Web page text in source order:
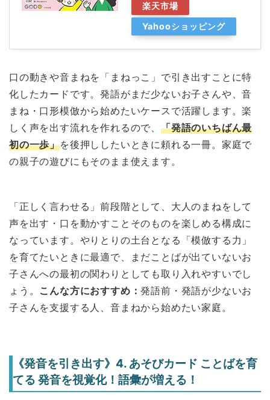
楽天市場
Yahooショッピング
口の動きや音まねを「まねっこ」で引き出すことに特
化したカードです。発語がまだ少ないお子さんや、音
まね・口形模倣から始めたいケースで活躍します。楽
しく声を出す流れを作れるので、「発語のいちばん最
初の一歩」を後押ししたいときに頼れる一冊。家庭で
の親子の遊びにもそのまま使えます。
「正しく言わせる」前段階として、大人のまねをして
声を出す・口を動かすことそのものを楽しめる構成に
なっています。やりとりの土台となる「模倣する力」
を育てたいときに最適で、まだことばが出ていないお
子さんへの最初の関わりとしても取り入れやすいでし
ょう。 こんな方におすすめ：発語前・発語が少ないお
子さんを支援する人、音まねから始めたい家庭。
《発音を引き出す》4. あそびカード ことばを育
てる 発音を視覚化！語彙が増える！